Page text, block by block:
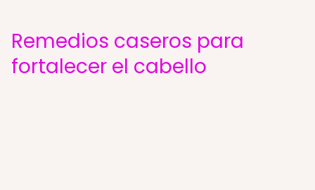
Remedios caseros para
fortalecer el cabello